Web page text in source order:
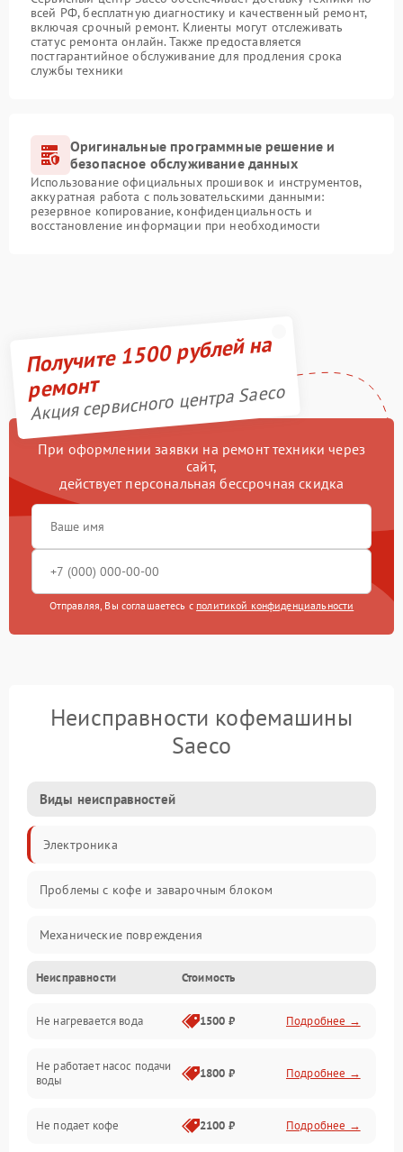
всей РФ, бесплатную диагностику и качественный ремонт,
включая срочный ремонт. Клиенты могут отслеживать
статус ремонта онлайн. Также предоставляется
постгарантийное обслуживание для продления срока
службы техники
Оригинальные программные решение и
безопасное обслуживание данных
Использование официальных прошивок и инструментов,
аккуратная работа с пользовательскими данными:
резервное копирование, конфиденциальность и
восстановление информации при необходимости
Получите 1500 рублей на
ремонт
Акция сервисного центра Saeco
При оформлении заявки на ремонт техники через
сайт,
действует персональная бессрочная скидка
Отправляя, Вы соглашаетесь с политикой конфиденциальности
Неисправности кофемашины
Saeco
Виды неисправностей
Электроника
Проблемы с кофе и заварочным блоком
Механические повреждения
Прочие неисправности
Включение и работа
Проблемы с водой
Неисправности Стоимость
Не нагревается вода 1500 ₽ Подробнее →
Не работает насос подачи
воды
1800 ₽ Подробнее →
Не подает кофе 2100 ₽ Подробнее →